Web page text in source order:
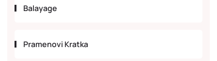
Balayage
Pramenovi Kratka